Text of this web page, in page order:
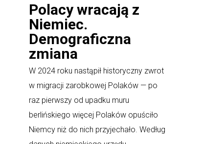
Polacy wracają z
Niemiec.
Demograficzna
zmiana
W 2024 roku nastąpił historyczny zwrot
w migracji zarobkowej Polaków — po
raz pierwszy od upadku muru
berlińskiego więcej Polaków opuściło
Niemcy niż do nich przyjechało. Według